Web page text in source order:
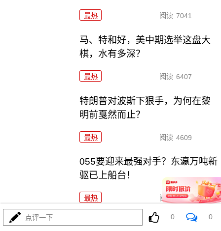
最热 阅读 7041
马、特和好，美中期选举这盘大
棋，水有多深？
最热 阅读 6407
特朗普对波斯下狠手，为何在黎
明前戛然而止？
最热 阅读 4609
055要迎来最强对手？东瀛万吨新
驱已上船台！
最热 阅读 11196
千机压境：俄乌战场上的\"蜂群
点评一下 0 0